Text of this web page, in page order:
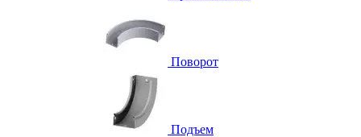
Поворот
Подъем